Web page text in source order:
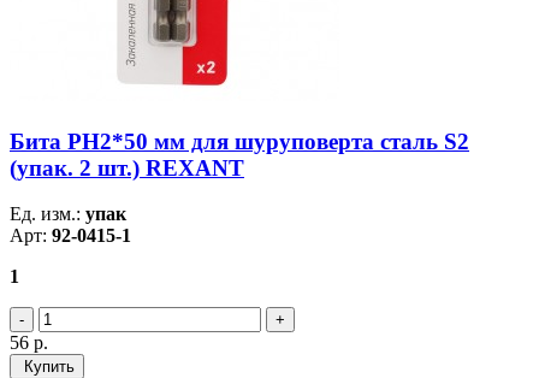
Бита PH2*50 мм для шуруповерта сталь S2
(упак. 2 шт.) REXANT
Ед. изм.: упак
Арт: 92-0415-1
1
56 р.
Купить